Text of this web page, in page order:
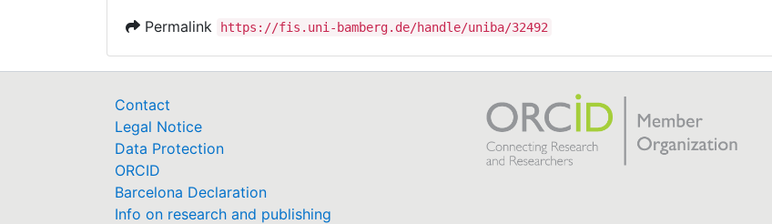
Permalink https://fis.uni-bamberg.de/handle/uniba/32492
Contact
Legal Notice
Data Protection
ORCID
Barcelona Declaration
Info on research and publishing